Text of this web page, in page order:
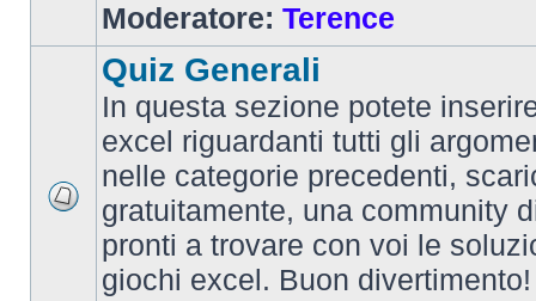
Moderatore: Terence
Quiz Generali
In questa sezione potete
excel riguardanti tutti gli
nelle categorie precedenti,
gratuitamente, una community
pronti a trovare con voi le
giochi excel. Buon divertimento!